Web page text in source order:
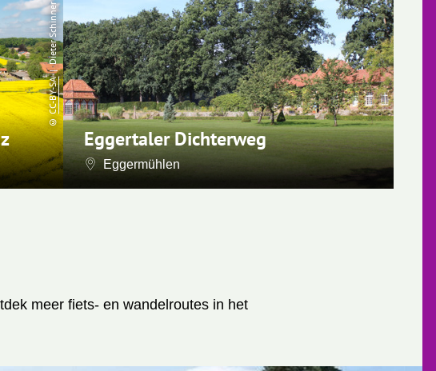
©
CC-BY-SA
| Dieter Schinner
Eggertaler Dichterweg
Eggermühlen
meer fiets- en wandelroutes in het